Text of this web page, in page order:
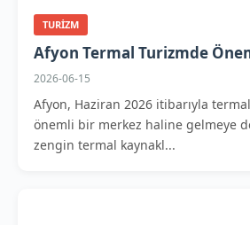
TURIZM
Afyon Termal Turizmde
2026-06-15
Afyon, Haziran 2026 itibarıyla
önemli bir merkez haline gelmeye
zengin termal kaynakl...